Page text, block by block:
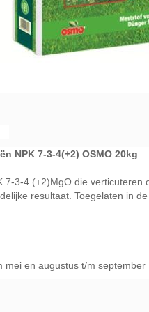
NPK 7-3-4(+2) OSMO 20kg
7-3-4 (+2)MgO die
resultaat. Toegelaten in de
mei en augustus t/m september